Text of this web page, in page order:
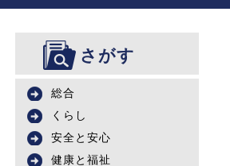
さがす
総合
くらし
安全と安心
健康と福祉